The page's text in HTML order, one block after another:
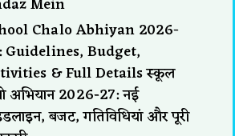
Chalo Abhiyan 2026-
Guidelines, Budget,
& Full Details स्कूल
अभियान 2026-27: नई
बजट, गतिविधियां और पूरी